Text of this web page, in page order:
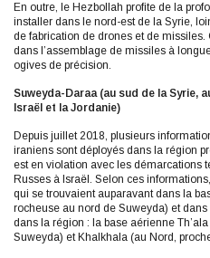
En outre, le Hezbollah profite de la
installer dans le nord-est de la Syrie,
de fabrication de drones et de
dans l’assemblage de missiles à
ogives de précision.
Suweyda-Daraa (au sud de la Syrie,
Israël et la Jordanie)
Depuis juillet 2018, plusieurs
iraniens sont déployés dans la région
est en violation avec les démarcations
Russes à Israël. Selon ces
qui se trouvaient auparavant dans la
rocheuse au nord de Suweyda) et
dans la région : la base aérienne
Suweyda) et Khalkhala (au Nord,